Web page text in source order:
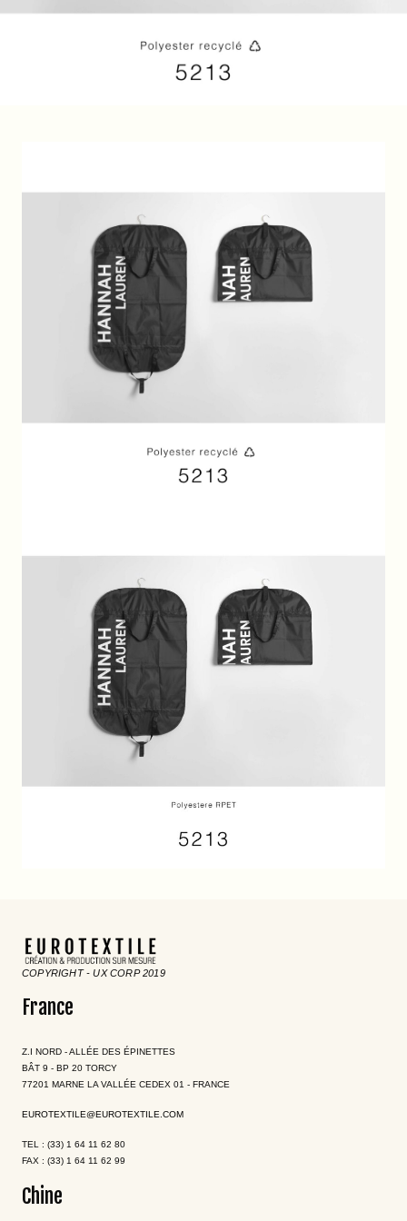
COPYRIGHT - UX CORP 2019
France
Z.I NORD - ALLÉE DES ÉPINETTES
BÂT 9 - BP 20 TORCY
77201 MARNE LA VALLÉE CEDEX 01 - FRANCE
EUROTEXTILE@EUROTEXTILE.COM
TEL : (33) 1 64 11 62 80
FAX : (33) 1 64 11 62 99
Chine